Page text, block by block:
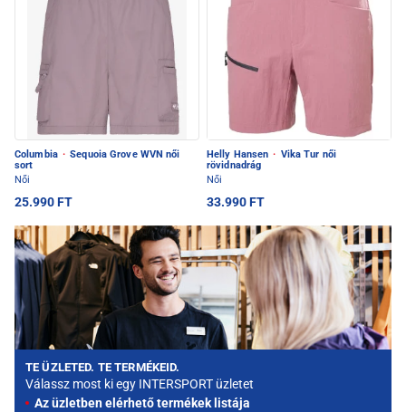
Columbia · Sequoia Grove WVN női
sort
Női
25.990 FT
Helly Hansen · Vika Tur női
rövidnadrág
Női
33.990 FT
TE ÜZLETED. TE TERMÉKEID.
Válassz most ki egy INTERSPORT üzletet
Az üzletben elérhető termékek listája